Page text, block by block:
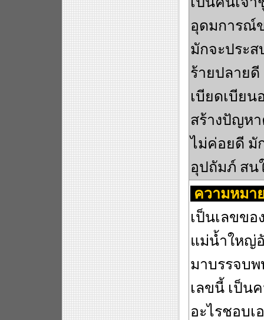
อุดมการณ์
มักจะประ
ร้ายปลาย
เบียดเบียน
สร้างปัญห
ไม่ค่อยดี มั
อุปถัมภ์ สน
ความหมา
เป็นเลขขอ
แม่น้ำใหญ่
มาบรรจบ
เลขนี้ เป็น
อะไรชอบเ